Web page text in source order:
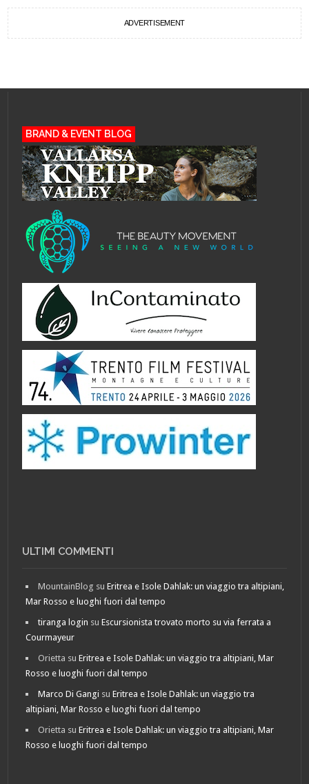
ADVERTISEMENT
BRAND & EVENT BLOG
ULTIMI COMMENTI
MountainBlog suEritrea e Isole Dahlak: un viaggio tra altipiani,
Mar Rosso e luoghi fuori dal tempo
tiranga login suEscursionista trovato morto su via ferrata a
Courmayeur
Orietta suEritrea e Isole Dahlak: un viaggio tra altipiani, Mar
Rosso e luoghi fuori dal tempo
Marco Di Gangi suEritrea e Isole Dahlak: un viaggio tra
altipiani, Mar Rosso e luoghi fuori dal tempo
Orietta suEritrea e Isole Dahlak: un viaggio tra altipiani, Mar
Rosso e luoghi fuori dal tempo